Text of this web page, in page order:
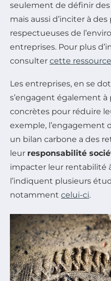
seulement de définir
mais aussi d’inciter à
respectueuses de
entreprises. Pour plus
consulter cette ressource
Les entreprises, en se
s’engagent également
concrètes pour réduire
exemple, l’engagement
un bilan carbone a des
leur responsabilité
impacter leur rentabilité
l’indiquent plusieurs
notamment celui-ci.